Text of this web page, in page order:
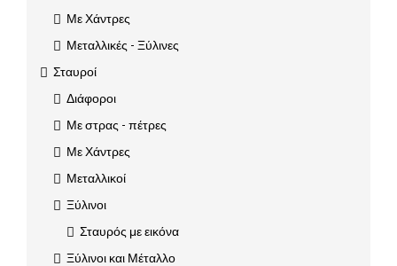
Με Χάντρες
Μεταλλικές - Ξύλινες
Σταυροί
Διάφοροι
Με στρας - πέτρες
Με Χάντρες
Μεταλλικοί
Ξύλινοι
Σταυρός με εικόνα
Ξύλινοι και Μέταλλο